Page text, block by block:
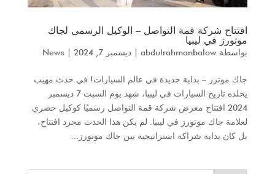
افتتاح شركة قمة التواصل – الوكيل الرسمي لجاك
موتورز في ليبيا
بواسطة abdulrahmanbalow
| ديسمبر 7, 2024 |
News
جاك موترز – بداية جديدة في عالم السيارات! في حدث مهيب
يخلده تاريخ السيارات في ليبيا، شهد يوم السبت 7 ديسمبر
2024 افتتاح معرض شركة قمة التواصل رسميًا كوكيل حصري
لعلامة جاك موتورز في ليبيا. لم يكن هذا الحدث مجرد افتتاح،
بل كان بداية شراكة استراتيجية بين جاك موتورز...